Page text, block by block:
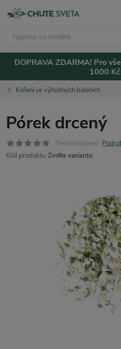
Přejít
DOPRAVA ZDARMA! Pro
1000
Koření ve výhodných baleních
Pórek drcený
Neohodnoceno
Kód produktu: Zvolte variantu